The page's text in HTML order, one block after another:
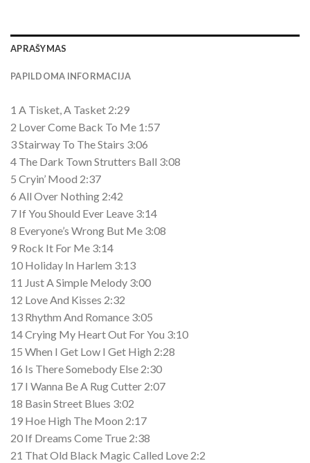
APRAŠYMAS
PAPILDOMA INFORMACIJA
1 A Tisket, A Tasket 2:29
2 Lover Come Back To Me 1:57
3 Stairway To The Stairs 3:06
4 The Dark Town Strutters Ball 3:08
5 Cryin’ Mood 2:37
6 All Over Nothing 2:42
7 If You Should Ever Leave 3:14
8 Everyone’s Wrong But Me 3:08
9 Rock It For Me 3:14
10 Holiday In Harlem 3:13
11 Just A Simple Melody 3:00
12 Love And Kisses 2:32
13 Rhythm And Romance 3:05
14 Crying My Heart Out For You 3:10
15 When I Get Low I Get High 2:28
16 Is There Somebody Else 2:30
17 I Wanna Be A Rug Cutter 2:07
18 Basin Street Blues 3:02
19 Hoe High The Moon 2:17
20 If Dreams Come True 2:38
21 That Old Black Magic Called Love 2:2